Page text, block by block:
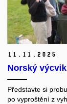
11. 11. 2025
Norský
Představte si
po vyproštění z